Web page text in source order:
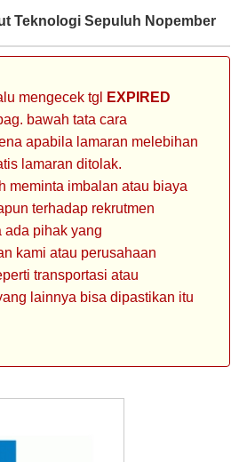
Teknologi Sepuluh Nopember
mengecek tgl
EXPIRED
bawah tata cara
apabila lamaran melebihan
lamaran ditolak.
meminta imbalan atau biaya
terhadap rekrutmen
pihak yang
kami atau perusahaan
transportasi atau
lainnya bisa dipastikan itu